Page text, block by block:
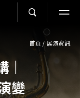
首頁 / 展演資訊
變